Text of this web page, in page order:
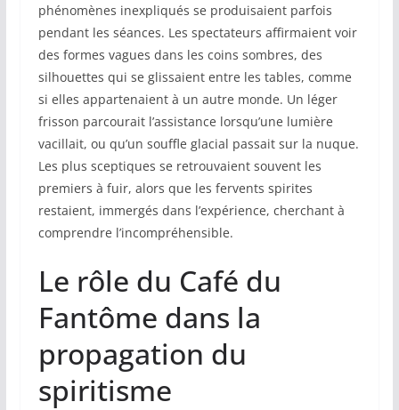
phénomènes inexpliqués se produisaient parfois
pendant les séances. Les spectateurs affirmaient voir
des formes vagues dans les coins sombres, des
silhouettes qui se glissaient entre les tables, comme
si elles appartenaient à un autre monde. Un léger
frisson parcourait l’assistance lorsqu’une lumière
vacillait, ou qu’un souffle glacial passait sur la nuque.
Les plus sceptiques se retrouvaient souvent les
premiers à fuir, alors que les fervents spirites
restaient, immergés dans l’expérience, cherchant à
comprendre l’incompréhensible.
Le rôle du Café du
Fantôme dans la
propagation du
spiritisme